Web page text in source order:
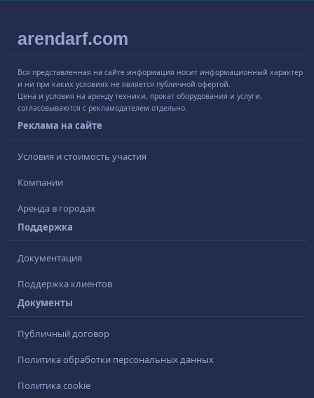
arendarf.com
Вся представленная на сайте информация носит информационный характер
и ни при каких условиях не является публичной офертой.
Цена и условия на аренду техники, прокат оборудования и услуги,
согласовываются с рекламодателем отдельно.
Реклама на сайте
Условия и стоимость участия
Компании
Аренда в городах
Поддержка
Документация
Поддержка клиентов
Документы
Публичный договор
Политика обработки персональных данных
Политика cookie